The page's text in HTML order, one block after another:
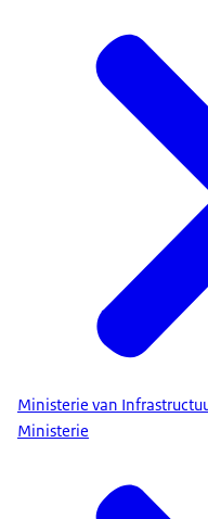
Ministerie van
Ministerie